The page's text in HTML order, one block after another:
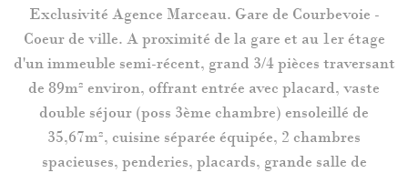
Exclusivité Agence Marceau. Gare de Courbevoie -
Coeur de ville. A proximité de la gare et au 1er étage
d'un immeuble semi-récent, grand 3/4 pièces traversant
de 89m² environ, offrant entrée avec placard, vaste
double séjour (poss 3ème chambre) ensoleillé de
35,67m², cuisine séparée équipée, 2 chambres
spacieuses, penderies, placards, grande salle de